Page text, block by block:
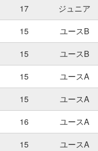
17
ジュニア
15
ユースB
15
ユースB
15
ユースA
15
ユースA
16
ユースA
15 ユースA